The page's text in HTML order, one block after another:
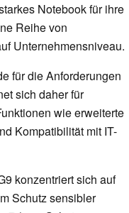
Notebook für ihre
Reihe von
Unternehmensniveau.
für die Anforderungen
sich daher für
wie erweiterte
Kompatibilität mit IT-
konzentriert sich auf
Schutz sensibler